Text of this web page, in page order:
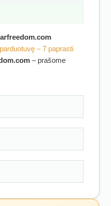
– 7 paprasti
– prašome